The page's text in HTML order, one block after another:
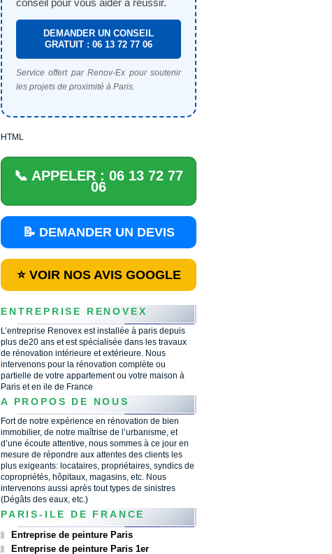
conseil pour vous aider à réussir.
DEMANDER UN CONSEIL
GRATUIT : 06 13 72 77 06
Service offert par Renov-Ex pour soutenir
les projets de proximité à Paris.
HTML
📞 APPELER : 06 13 72 77
06
📝 DEMANDER UN DEVIS
⭐ VOIR NOS AVIS GOOGLE
ENTREPRISE RENOVEX
L’entreprise Renovex est installée à paris depuis
plus de20 ans et est spécialisée dans les travaux
de rénovation intérieure et extérieure. Nous
intervenons pour la rénovation complète ou
partielle de votre appartement ou votre maison à
Paris et en ile de France
A PROPOS DE NOUS
Fort de notre expérience en rénovation de bien
immobilier, de notre maîtrise de l’urbanisme, et
d’une écoute attentive, nous sommes à ce jour en
mesure de répondre aux attentes des clients les
plus exigeants: locataires, propriétaires, syndics de
copropriétés, hôpitaux, magasins, etc. Nous
intervenons aussi après tout types de sinistres
(Dégâts des eaux, etc.)
PARIS-ILE DE FRANCE
Entreprise de peinture Paris
Entreprise de peinture Paris 1er